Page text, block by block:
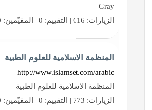
Gray
الزيارات: 616 | التقييم: 0 | المقيّمين: 0
المنظمة الاسلامية للعلوم الطبية
http://www.islamset.com/arabic
المنظمة الاسلامية للعلوم الطبية
الزيارات: 773 | التقييم: 0 | المقيّمين: 0